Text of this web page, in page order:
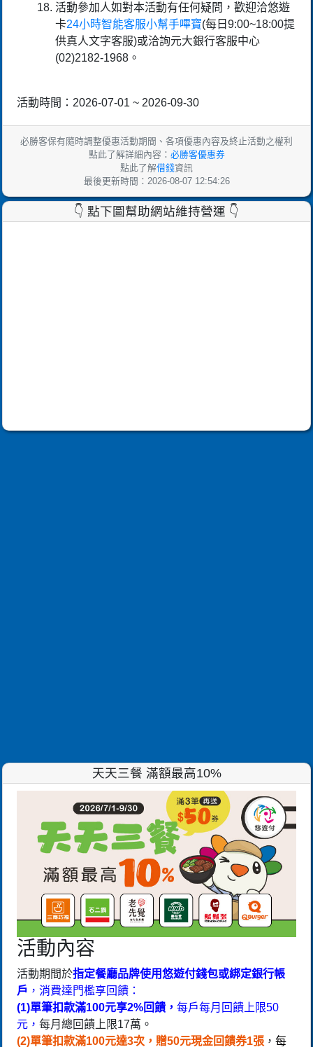
活動參加人如對本活動有任何疑問，歡迎洽悠遊
卡24小時智能客服小幫手嗶寶(每日9:00~18:00提
供真人文字客服)或洽詢元大銀行客服中心
(02)2182-1968。
活動時間：2026-07-01 ~ 2026-09-30
必勝客保有隨時調整優惠活動期間、各項優惠內容及終止活動之權利
點此了解詳細內容： 必勝客優惠券
點此了解借錢資訊
最後更新時間：2026-08-07 12:54:26
👇 點下圖幫助網站維持營運 👇
天天三餐 滿額最高10%
活動內容
活動期間於指定餐廳品牌使用悠遊付錢包或綁定銀行帳
戶 ，消費達門檻享回饋：
(1)單筆扣款滿100元享2%回饋， 每戶每月回饋上限50
元， 每月總回饋上限17萬。
(2)單筆扣款滿100元達3次，贈50元現金回饋券1張 ， 每